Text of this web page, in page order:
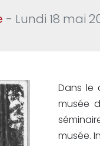
- Lundi 18 mai
Dans le
musée
musée.